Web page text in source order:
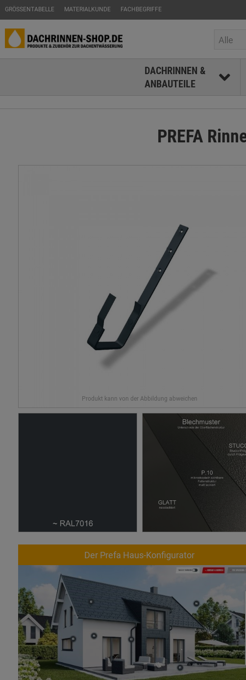
GRÖSSENTABELLE MATERIALKUNDE FACHBEGRIFFE
Alle
DACHRINNEN &
ANBAUTEILE
PREFA
Der Prefa Haus-Konfigurator